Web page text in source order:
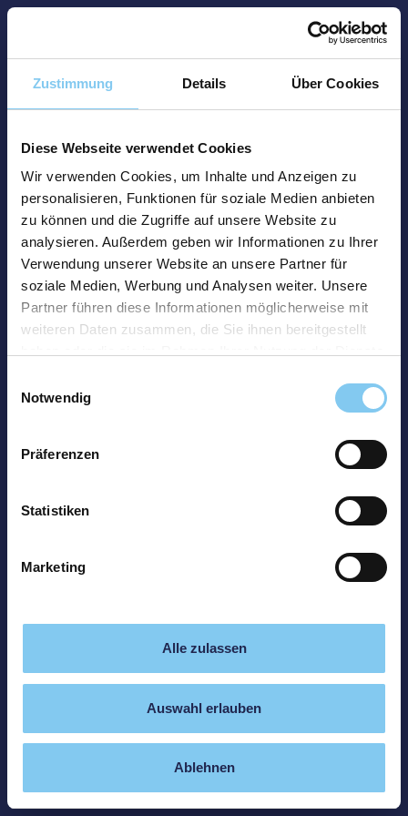
Zustimmung Details Über Cookies
Diese Webseite verwendet Cookies
Wir verwenden Cookies, um Inhalte und Anzeigen zu
personalisieren, Funktionen für soziale Medien anbieten
zu können und die Zugriffe auf unsere Website zu
analysieren. Außerdem geben wir Informationen zu Ihrer
Verwendung unserer Website an unsere Partner für
soziale Medien, Werbung und Analysen weiter. Unsere
Partner führen diese Informationen möglicherweise mit
weiteren Daten zusammen, die Sie ihnen bereitgestellt
Notwendig
Präferenzen
Statistiken
Marketing
Alle zulassen
Auswahl erlauben
Ablehnen